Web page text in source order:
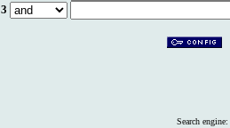
3
Search engine: